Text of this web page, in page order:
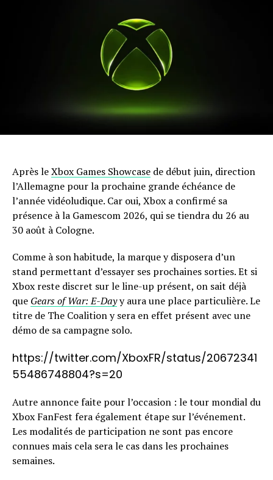
Après leXbox Games Showcase de début juin, direction
l’Allemagne pour la prochaine grande échéance de
l’année vidéoludique. Car oui, Xbox a confirmé sa
présence à la Gamescom 2026, qui se tiendra du 26 au
30 août à Cologne.
Comme à son habitude, la marque y disposera d’un
stand permettant d’essayer ses prochaines sorties. Et si
Xbox reste discret sur le line-up présent, on sait déjà
que Gears of War: E-Dayy aura une place particulière. Le
titre de The Coalition y sera en effet présent avec une
démo de sa campagne solo.
https://twitter.com/XboxFR/status/20672341
55486748804?s=20
Autre annonce faite pour l’occasion : le tour mondial du
Xbox FanFest fera également étape sur l’événement.
Les modalités de participation ne sont pas encore
connues mais cela sera le cas dans les prochaines
semaines.